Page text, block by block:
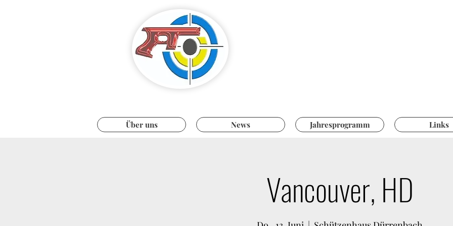
Über uns News Jahresprogramm Links
Vancouver, HD